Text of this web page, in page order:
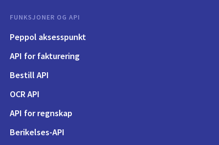
FUNKSJONER OG API
Peppol aksesspunkt
API for fakturering
Bestill API
OCR API
API for regnskap
Berikelses-API